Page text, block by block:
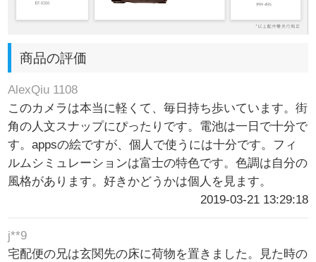
商品の評価
AlexQiu 1108
このカメラは本当に軽くて、毎日持ち歩いています。街
角の人文スナップにぴったりです。電池は一日で十分で
す。appsの絵ですが、個人で使うには十分です。フィ
ルムシミュレーションは富士の特色です。色調は自分の
風格があります。好きかどうかは個人を見ます。
2019-03-21 13:29:18
j**9
宅配便の兄は玄関先の床に荷物を置きました。見た時の